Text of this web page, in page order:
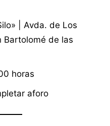
| Avda. de Los
Bartolomé de las
horas
aforo